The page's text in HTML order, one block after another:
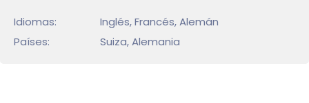
Idiomas:
Inglés, Francés, Alemán
Países:
Suiza, Alemania